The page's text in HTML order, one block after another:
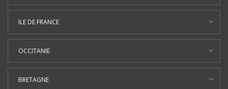
ILE DE FRANCE
OCCITANIE
BRETAGNE